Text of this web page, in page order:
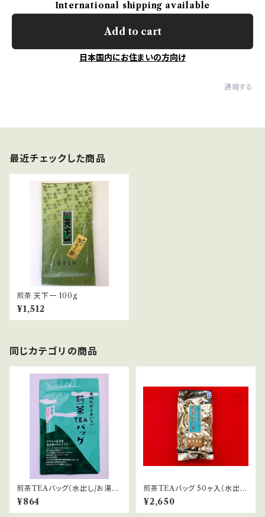
International shipping available
Add to cart
日本国内にお住まいの方向け
通報する
最近チェックした商品
煎茶 天下一 100g
¥1,512
同じカテゴリの商品
煎茶TEAバッグ（水出し/お湯出
し）
¥864
煎茶TEAバッグ 50ヶ入（水出
し/お湯出し）
¥2,650